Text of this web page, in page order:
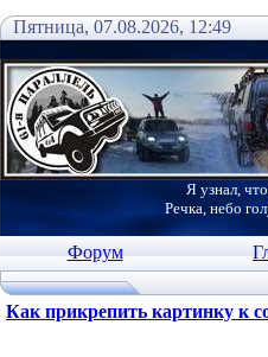
Пятница, 07.08.2026, 12:49
Я узнал,
Речка, небо
Форум
Как прикрепить картинку к